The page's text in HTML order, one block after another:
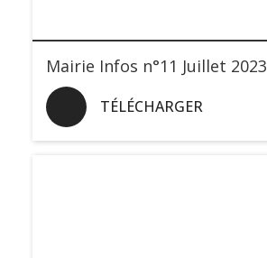
Mairie Infos n°11 Juillet 2023
TÉLÉCHARGER